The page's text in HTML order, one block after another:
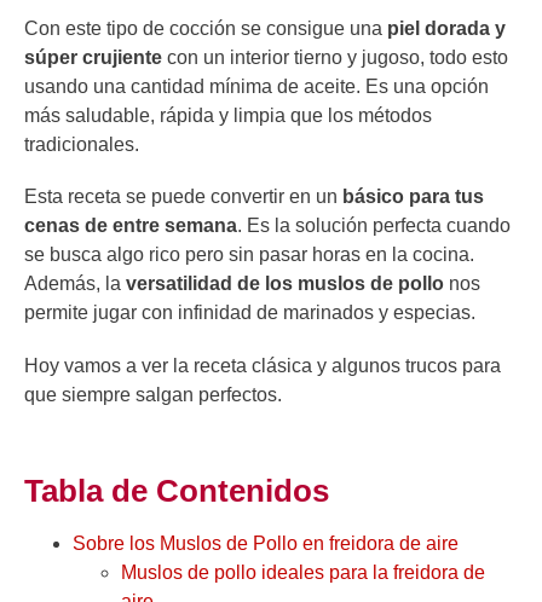
Con este tipo de cocción se consigue una piel dorada y
súper crujiente con un interior tierno y jugoso, todo esto
usando una cantidad mínima de aceite. Es una opción
más saludable, rápida y limpia que los métodos
tradicionales.
Esta receta se puede convertir en un básico para tus
cenas de entre semana. Es la solución perfecta cuando
se busca algo rico pero sin pasar horas en la cocina.
Además, la versatilidad de los muslos de pollo nos
permite jugar con infinidad de marinados y especias.
Hoy vamos a ver la receta clásica y algunos trucos para
que siempre salgan perfectos.
Tabla de Contenidos
Sobre los Muslos de Pollo en freidora de aire
Muslos de pollo ideales para la freidora de